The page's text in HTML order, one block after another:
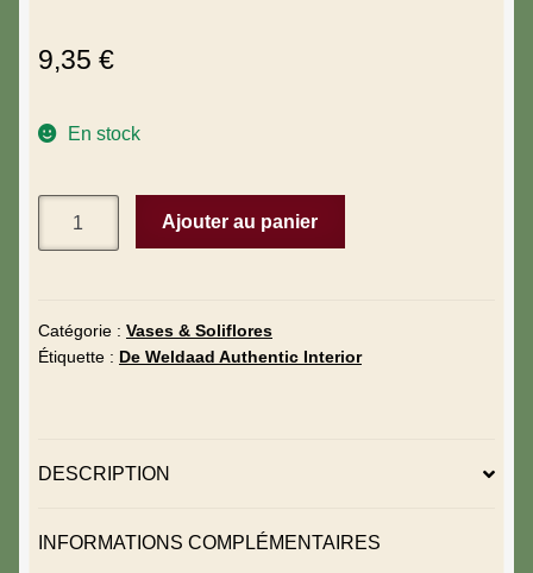
9,35 €
En stock
Ajouter au panier
Catégorie : Vases & Soliflores
Étiquette : De Weldaad Authentic Interior
DESCRIPTION
INFORMATIONS COMPLÉMENTAIRES